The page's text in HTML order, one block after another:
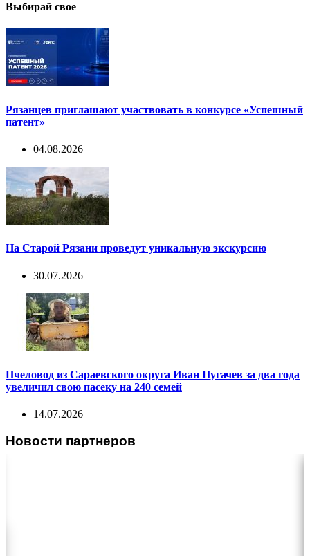
Выбирай свое
Рязанцев приглашают участвовать в конкурсе «Успешный
патент»
04.08.2026
На Старой Рязани проведут уникальную экскурсию
30.07.2026
Пчеловод из Сараевского округа Иван Пугачев за два года
увеличил свою пасеку на 240 семей
14.07.2026
Новости партнеров